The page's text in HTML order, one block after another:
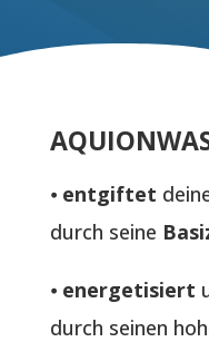
⦁ entgiftet
durch seine
⦁ energetisiert
durch seinen